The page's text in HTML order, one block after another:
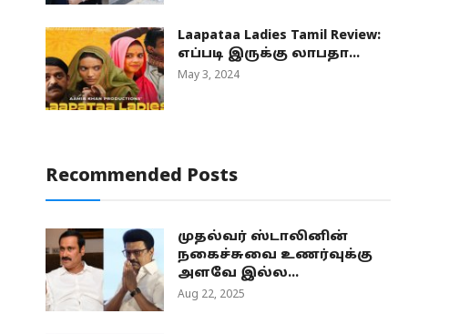
Laapataa Ladies Tamil Review:
எப்படி இருக்கு லாபதா...
May 3, 2024
Recommended Posts
முதல்வர் ஸ்டாலினின்
நகைச்சுவை உணர்வுக்கு
அளவே இல்ல...
Aug 22, 2025